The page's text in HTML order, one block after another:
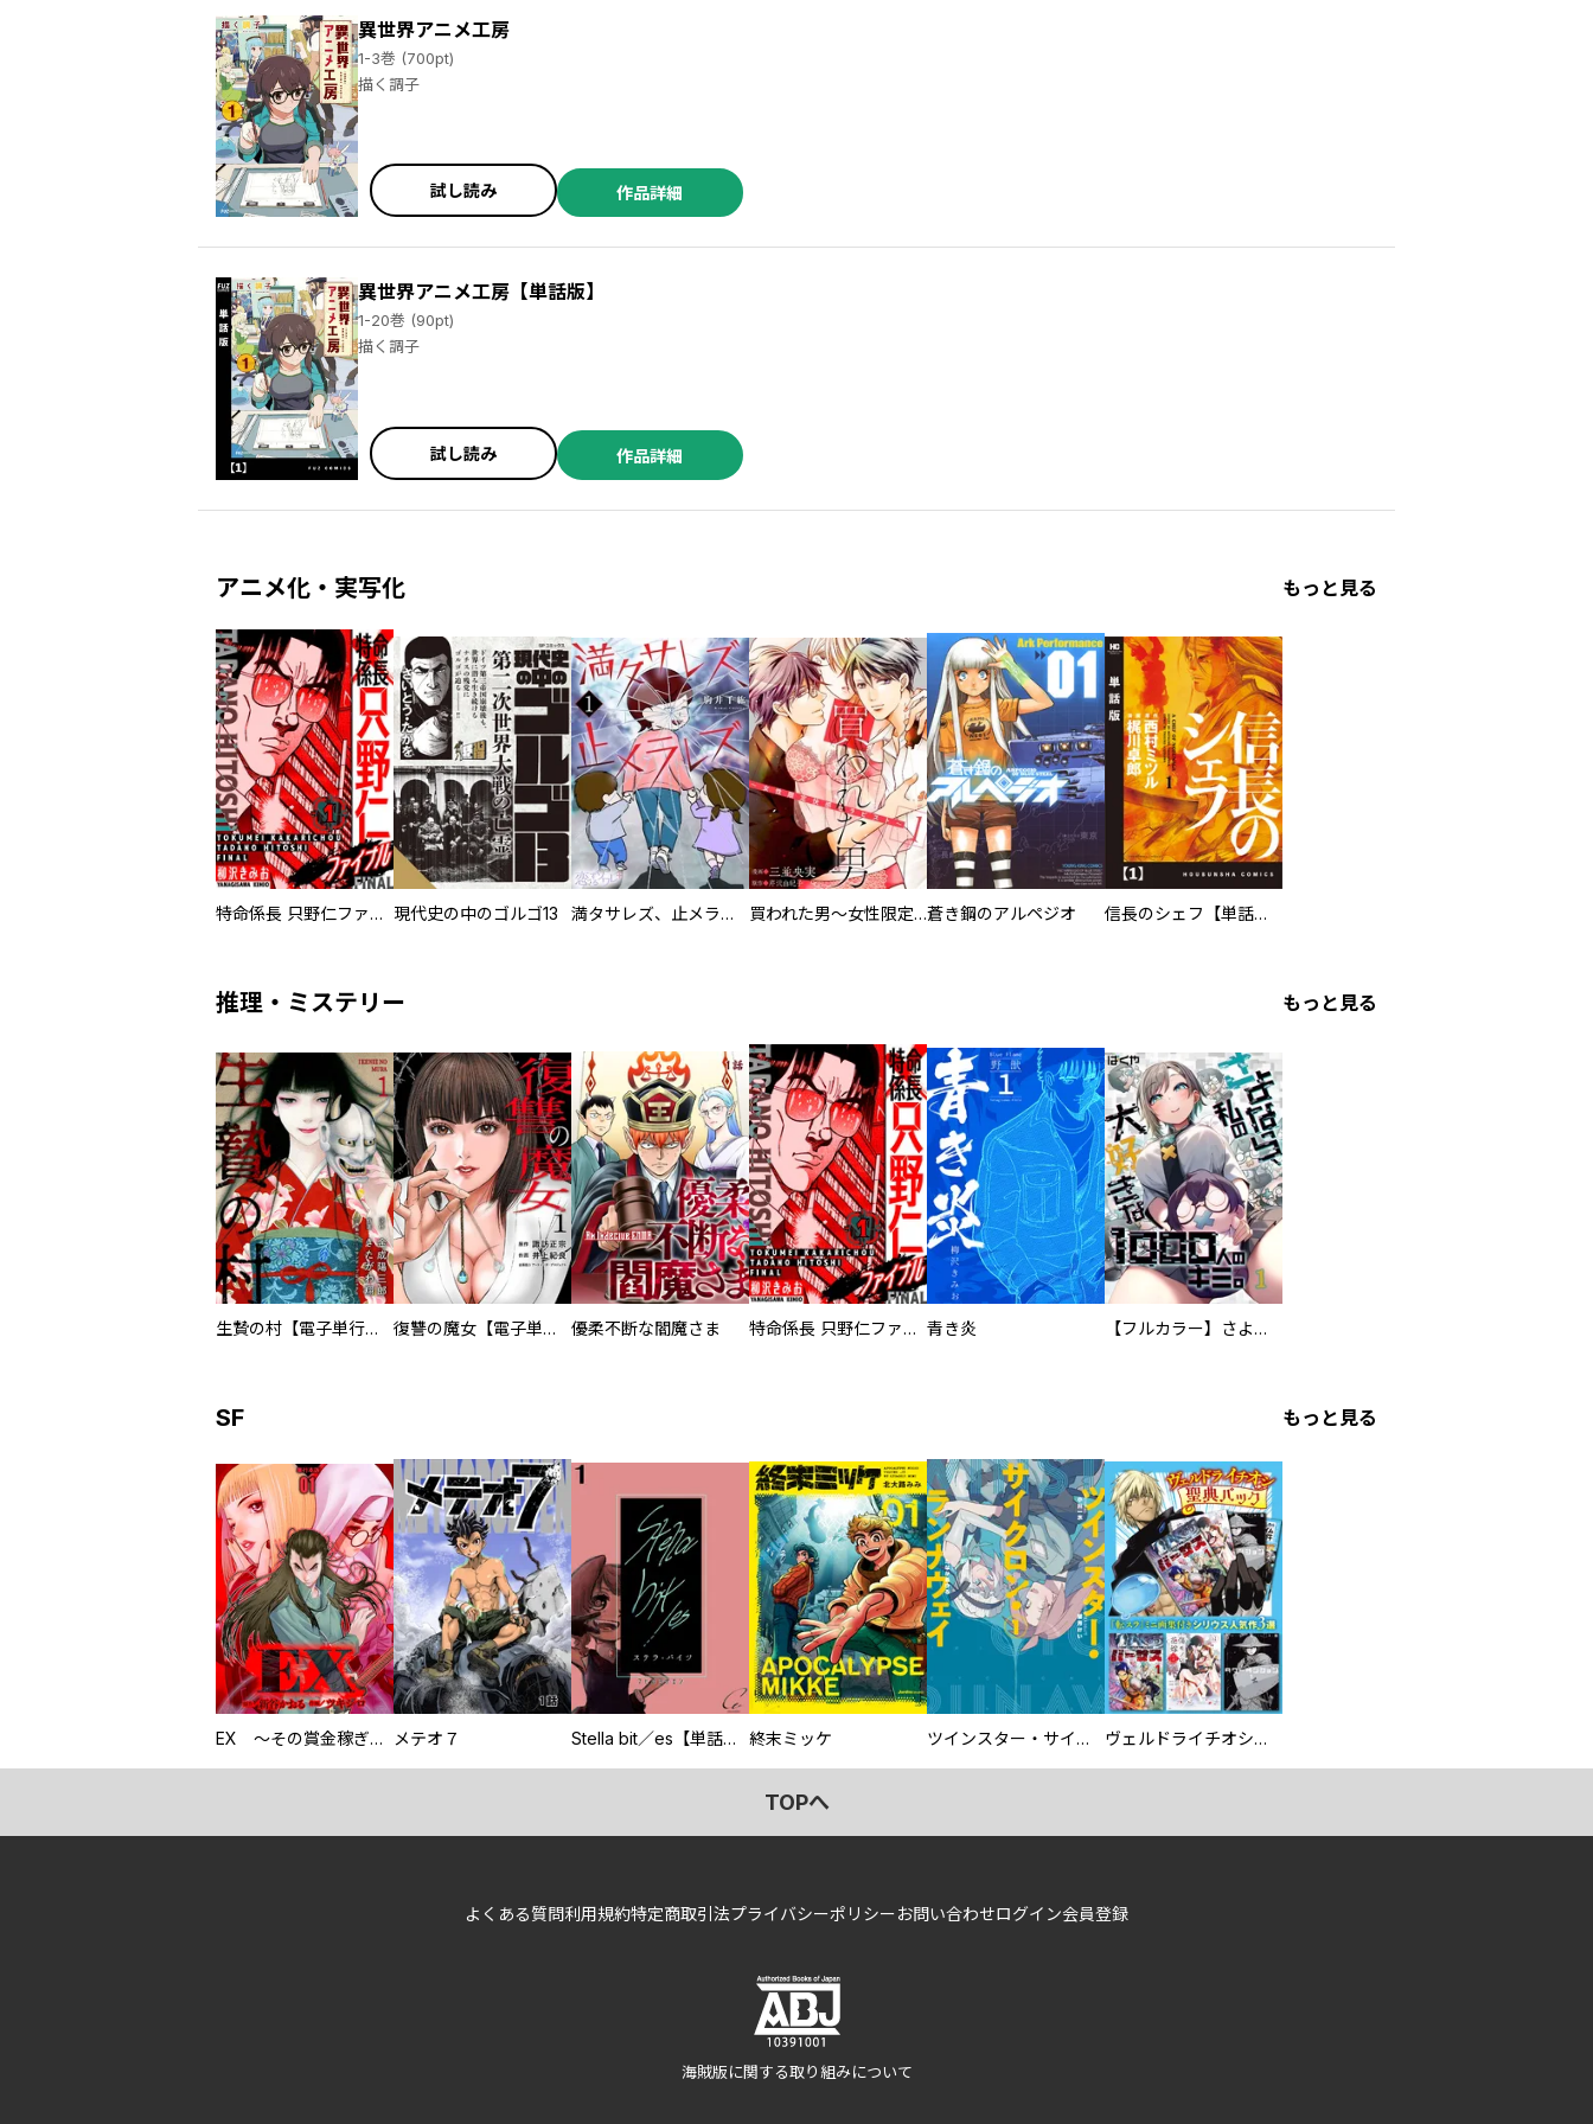
異世界アニメ工房
1-3巻 (700pt)
描く調子
試し読み 作品詳細
異世界アニメ工房【単話版】
1-20巻 (90pt)
描く調子
試し読み 作品詳細
アニメ化・実写化 もっと見る
特命係長 只野仁ファイナル 愛蔵版 現代史の中のゴルゴ13 満タサレズ、止メラレズ 買われた男～女性限定快感セラピスト～【描き下ろしおまけ付き特装版】蒼き鋼のアルペジオ 信長のシェフ【単話版】
推理・ミステリー もっと見る
生贄の村【電子単行本版】 復讐の魔女【電子単行本版】 優柔不断な閻魔さま 特命係長 只野仁ファイナル 愛蔵版 青き炎 【フルカラー】さよなら、私の大好きな１０００人のキミ。
SF もっと見る
EX ～その賞金稼ぎは、世界の出口を探す～【単行本版】 メテオ７ Stella bit／es【単話版】 終末ミッケ ツインスター・サイクロン・ランナウェイ ヴェルドライチオシ聖典パック 『転スラ』ミニ画集付き シリウス人気作３選
TOPへ
よくある質問利用規約特定商取引法プライバシーポリシーお問い合わせログイン会員登録
海賊版に関する取り組みについて